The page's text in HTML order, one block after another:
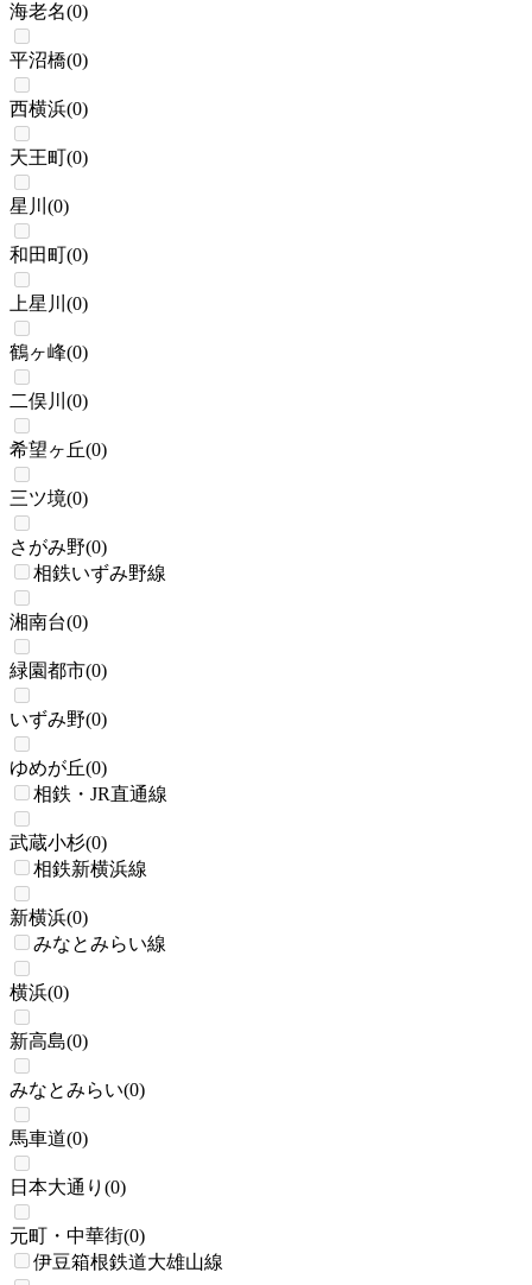
海老名(0)
平沼橋(0)
西横浜(0)
天王町(0)
星川 (0)
和田町(0)
上星川 (0)
鶴ヶ峰(0)
二俣川 (0)
希望ヶ丘(0)
三ツ境(0)
さがみ野(0)
相鉄いずみ野線
湘南台(0)
緑園都市(0)
いずみ野(0)
ゆめが丘(0)
相鉄・JR直通線
武蔵小杉(0)
相鉄新横浜線
新横浜(0)
みなとみらい線
横浜(0)
新高島(0)
みなとみらい(0)
馬車道(0)
日本大通り (0)
元町・中華街(0)
伊豆箱根鉄道大雄山線